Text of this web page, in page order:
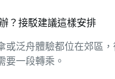
？接駁建議這樣安排
或泛舟體驗都位在郊區，
要一段轉乘。